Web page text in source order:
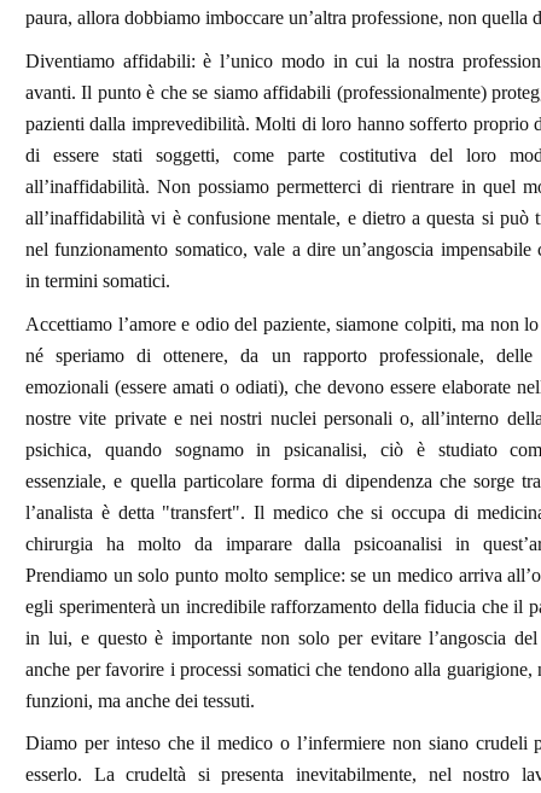
paura, allora dobbiamo imboccare un’altra professione, non quella
Diventiamo affidabili: è l’unico modo in cui la nostra
avanti. Il punto è che se siamo affidabili (professionalmente)
pazienti dalla imprevedibilità. Molti di loro hanno sofferto proprio
di essere stati soggetti, come parte costitutiva del loro
all’inaffidabilità. Non possiamo permetterci di rientrare in quel
all’inaffidabilità vi è confusione mentale, e dietro a questa si può
nel funzionamento somatico, vale a dire un’angoscia impensabile
in termini somatici.
Accettiamo l’amore e odio del paziente, siamone colpiti, ma non
né speriamo di ottenere, da un rapporto professionale, delle
emozionali (essere amati o odiati), che devono essere elaborate
nostre vite private e nei nostri nuclei personali o, all’interno
psichica, quando sognamo in psicanalisi, ciò è studiato
essenziale, e quella particolare forma di dipendenza che sorge
l’analista è detta "transfert". Il medico che si occupa di
chirurgia ha molto da imparare dalla psicoanalisi in
Prendiamo un solo punto molto semplice: se un medico arriva
egli sperimenterà un incredibile rafforzamento della fiducia che il
in lui, e questo è importante non solo per evitare l’angoscia
anche per favorire i processi somatici che tendono alla guarigione,
funzioni, ma anche dei tessuti.
Diamo per inteso che il medico o l’infermiere non siano crudeli
esserlo. La crudeltà si presenta inevitabilmente, nel nostro